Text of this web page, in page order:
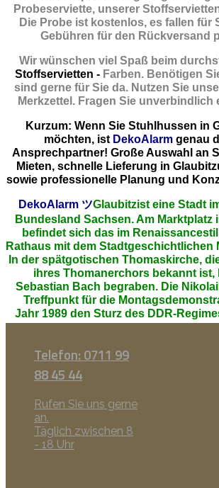
Probeserviette, unserer
Die Probe ist kostenlos, es fallen für
Gebühren für den Rückversand
Wir wünschen viel Spaß beim
Stoffservietten - Farben. Benötigen
sind gerne für Sie da. Nutzen Sie
Merkzettel. Fragen Sie unverbindlich
Kurzum: Wenn Sie Stuhlhussen in
möchten, ist DekoAlarm genau
Ansprechpartner! Große Auswahl an
Mieten, schnelle Lieferung in
sowie professionelle Planung und
DekoAlarm ツGlaubitzist eine Stadt
Bundesland Sachsen. Am Marktplatz
befindet sich das im
Rathaus mit dem Stadtgeschichtlichen
In der spätgotischen Thomaskirche,
ihres Thomanerchors bekannt ist,
Sebastian Bach begraben. Die
Treffpunkt für die
Jahr 1989 den Sturz des DDR-
Telefon: 0711 99
88 45 44
Rufen Sie uns gerne
an.
Täglich zwischen 8
- 18 Uhr